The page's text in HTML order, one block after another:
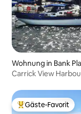
Wohnung in Bank
Carrick View
Beliebter Gäste-
Gäste-Favorit